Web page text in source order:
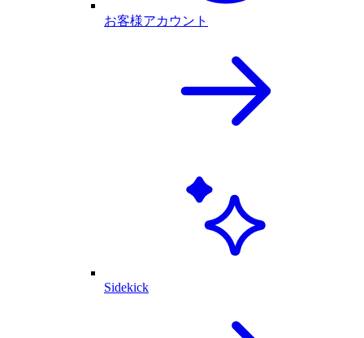
お客様アカウント
Sidekick